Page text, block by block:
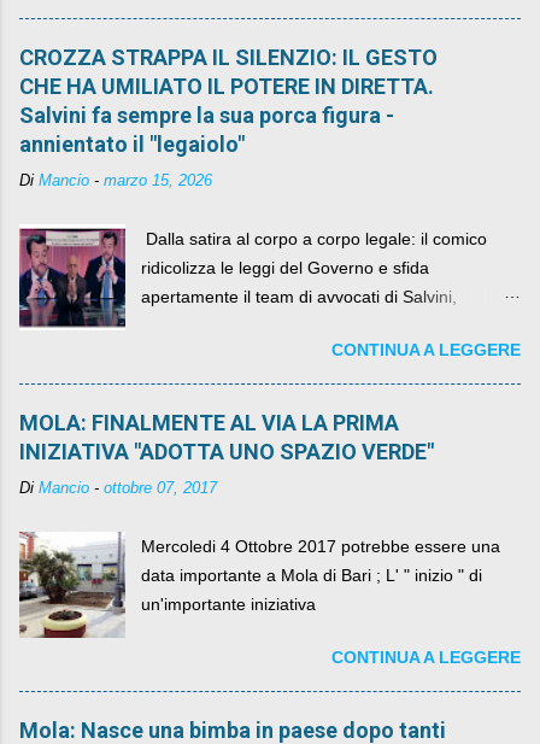
CROZZA STRAPPA IL SILENZIO: IL GESTO
CHE HA UMILIATO IL POTERE IN DIRETTA.
Salvini fa sempre la sua porca figura -
annientato il "legaiolo"
Di Mancio - marzo 15, 2026
​ Dalla satira al corpo a corpo legale: il comico
ridicolizza le leggi del Governo e sfida
apertamente il team di avvocati di Salvini,
CONTINUA A LEGGERE
MOLA: FINALMENTE AL VIA LA PRIMA
INIZIATIVA "ADOTTA UNO SPAZIO VERDE"
Di Mancio - ottobre 07, 2017
Mercoledi 4 Ottobre 2017 potrebbe essere una
data importante a Mola di Bari ; L' " inizio " di
un'importante iniziativa
CONTINUA A LEGGERE
Mola: Nasce una bimba in paese dopo tanti